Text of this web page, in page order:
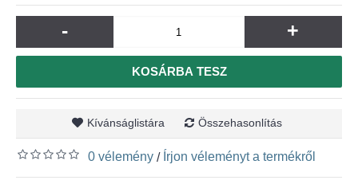
- +
KOSÁRBA TESZ
Kívánságlistára Összehasonlítás
0 vélemény / Írjon véleményt a termékről